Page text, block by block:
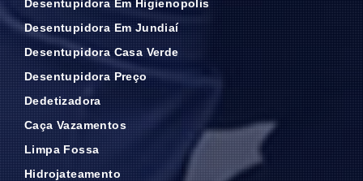
Desentupidora Em Higienopolis
Desentupidora Em Jundiaí
Desentupidora Casa Verde
Desentupidora Preço
Dedetizadora
Caça Vazamentos
Limpa Fossa
Hidrojateamento